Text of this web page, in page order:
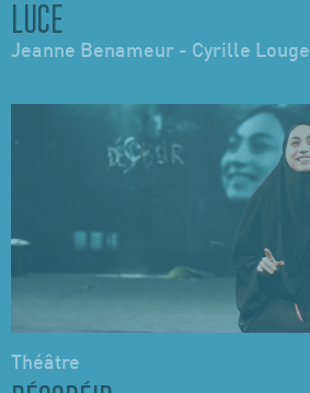
LUCE
Jeanne Benameur - Cyrille Louge
Théâtre